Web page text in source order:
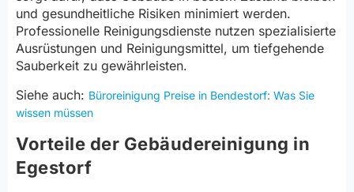
und gesundheitliche Risiken minimiert werden.
Professionelle Reinigungsdienste nutzen spezialisierte
Ausrüstungen und Reinigungsmittel, um tiefgehende
Sauberkeit zu gewährleisten.
Siehe auch: Büroreinigung Preise in Bendestorf: Was Sie
wissen müssen
Vorteile der Gebäudereinigung in
Egestorf